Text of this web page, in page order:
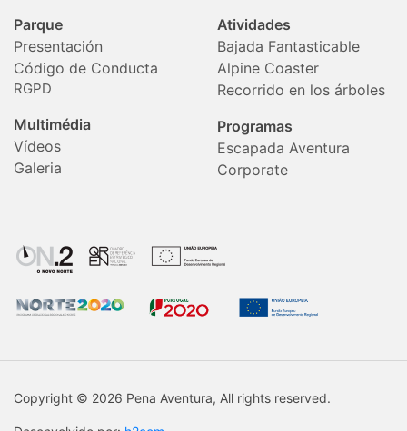
Parque
Presentación
Código de Conducta
RGPD
Multimédia
Vídeos
Galeria
Atividades
Bajada Fantasticable
Alpine Coaster
Recorrido en los árboles
Programas
Escapada Aventura
Corporate
Copyright © 2026 Pena Aventura, All rights reserved.